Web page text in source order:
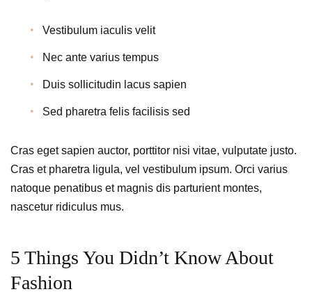
Vestibulum iaculis velit
Nec ante varius tempus
Duis sollicitudin lacus sapien
Sed pharetra felis facilisis sed
Cras eget sapien auctor, porttitor nisi vitae, vulputate justo.
Cras et pharetra ligula, vel vestibulum ipsum. Orci varius
natoque penatibus et magnis dis parturient montes,
nascetur ridiculus mus.
5 Things You Didn’t Know About
Fashion